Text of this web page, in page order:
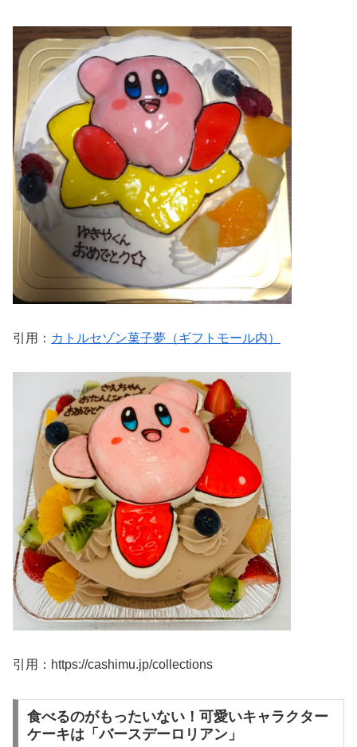
引用： カトルセゾン菓子夢（ギフトモール内）
引用：https://cashimu.jp/collections
食べるのがもったいない！可愛いキャラクター
ケーキは「バースデーロリアン」